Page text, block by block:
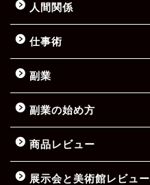
人間関係
仕事術
副業
副業の始め方
商品レビュー
展示会と美術館レビュー